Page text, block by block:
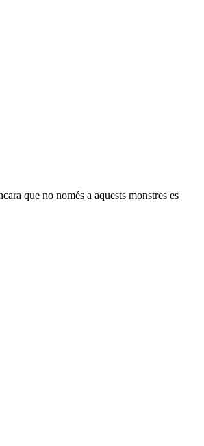
que no només a aquests monstres es